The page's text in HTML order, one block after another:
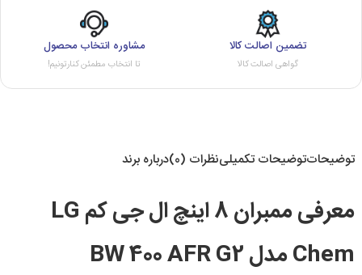
تضمین اصالت کالا
گواهی اصالت کالا
مشاوره انتخاب محصول
تا انتخاب مطمئن کنارتونیم!
توضیحاتتوضیحات تکمیلینظرات (0) درباره برند
معرفی ممبران 8 اینچ ال جی کم LG
Chem مدل BW 400 AFR G2